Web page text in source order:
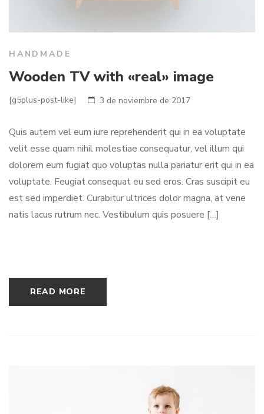
HANDMADE
Wooden TV with «real» image
[g5plus-post-like] 3 de noviembre de 2017
Quis autem vel eum iure reprehenderit qui in ea voluptate
velit esse quam nihil molestiae consequatur, vel illum qui
dolorem eum fugiat quo voluptas nulla pariatur erit qui in ea
voluptate. Feugiat consequat eu sed eros. Cras suscipit eu
est sed imperdiet. Curabitur ultrices dolor magna, at vene
natis lacus rutrum nec. Vestibulum quis posuere […]
READ MORE